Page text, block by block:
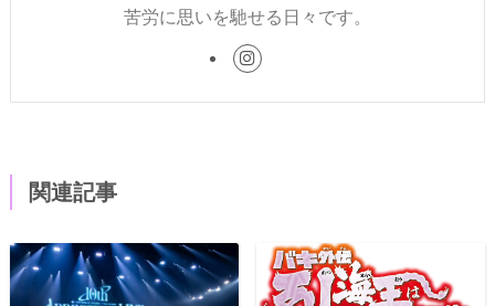
苦労に思いを馳せる日々です。
関連記事